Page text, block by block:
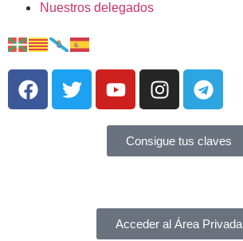
Nuestros delegados
Consigue tus claves
Acceder al Área Privada